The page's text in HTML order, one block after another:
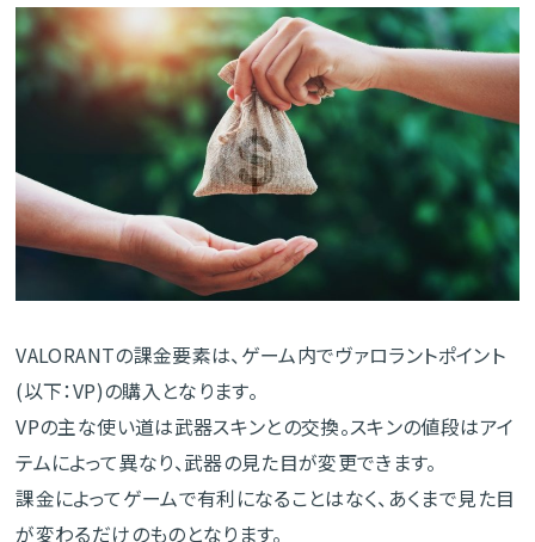
VALORANTの課金要素は、ゲーム内でヴァロラントポイント
(以下：VP)の購入となります。
VPの主な使い道は武器スキンとの交換。スキンの値段はアイ
テムによって異なり、武器の見た目が変更できます。
課金によってゲームで有利になることはなく、あくまで見た目
が変わるだけのものとなります。